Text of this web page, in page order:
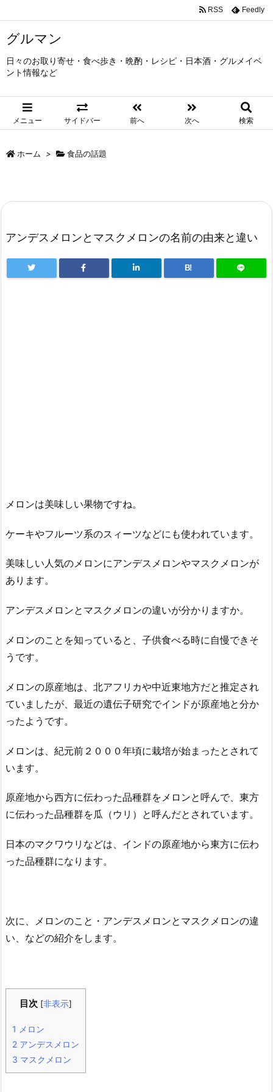
グルマン
日々のお取り寄せ・食べ歩き・晩酌・レシピ・日本酒・グルメイベ
ント情報など
メニュー サイドバー 前へ 次へ 検索
RSS Feedly
ホーム > 食品の話題
アンデスメロンとマスクメロンの名前の由来と違い
B!
メロンは美味しい果物ですね。
ケーキやフルーツ系のスィーツなどにも使われています。
美味しい人気のメロンにアンデスメロンやマスクメロンが
あります。
アンデスメロンとマスクメロンの違いが分かりますか。
メロンのことを知っていると、子供食べる時に自慢できそ
うです。
メロンの原産地は、北アフリカや中近東地方だと推定され
ていましたが、最近の遺伝子研究でインドが原産地と分か
ったようです。
メロンは、紀元前２０００年頃に栽培が始まったとされて
います。
原産地から西方に伝わった品種群をメロンと呼んで、東方
に伝わった品種群を瓜（ウリ）と呼んだとされています。
日本のマクワウリなどは、インドの原産地から東方に伝わ
った品種群になります。
次に、メロンのこと・アンデスメロンとマスクメロンの違
い、などの紹介をします。
目次 [非表示]
1 メロン
2 アンデスメロン
3 マスクメロン